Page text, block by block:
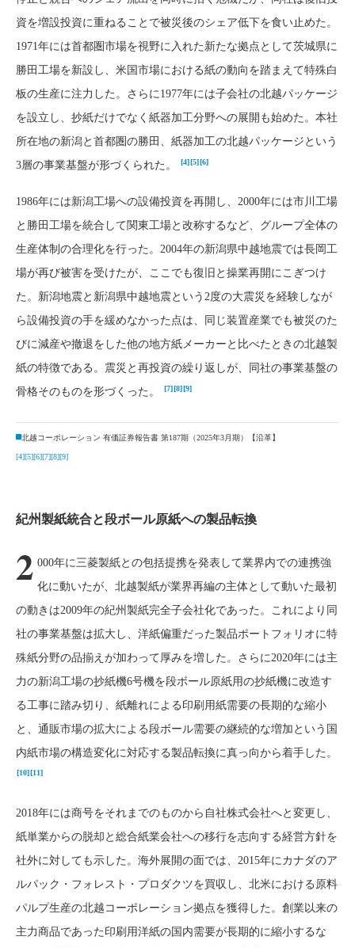
資を増設投資に重ねることで被災後のシェア低下を食い止めた。
1971年には首都圏市場を視野に入れた新たな拠点として茨城県に
勝田工場を新設し、米国市場における紙の動向を踏まえて特殊白
板の生産に注力した。さらに1977年には子会社の北越パッケージ
を設立し、抄紙だけでなく紙器加工分野への展開も始めた。本社
所在地の新潟と首都圏の勝田、紙器加工の北越パッケージという
3層の事業基盤が形づくられた。
[4][5][6]
1986年には新潟工場への設備投資を再開し、2000年には市川工場
と勝田工場を統合して関東工場と改称するなど、グループ全体の
生産体制の合理化を行った。2004年の新潟県中越地震では長岡工
場が再び被害を受けたが、ここでも復旧と操業再開にこぎつけ
た。新潟地震と新潟県中越地震という2度の大震災を経験しなが
ら設備投資の手を緩めなかった点は、同じ装置産業でも被災のた
びに減産や撤退をした他の地方紙メーカーと比べたときの北越製
紙の特徴である。震災と再投資の繰り返しが、同社の事業基盤の
骨格そのものを形づくった。
[7][8][9]
北越コーポレーション 有価証券報告書 第187期（2025年3月期）【沿革】
[4][5][6][7][8][9]
紀州製紙統合と段ボール原紙への製品転換
2 000年に三菱製紙との包括提携を発表して業界内での連携強
化に動いたが、北越製紙が業界再編の主体として動いた最初
の動きは2009年の紀州製紙完全子会社化であった。これにより同
社の事業基盤は拡大し、洋紙偏重だった製品ポートフォリオに特
殊紙分野の品揃えが加わって厚みを増した。さらに2020年には主
力の新潟工場の抄紙機6号機を段ボール原紙用の抄紙機に改造す
る工事に踏み切り、紙離れによる印刷用紙需要の長期的な縮小
と、通販市場の拡大による段ボール需要の継続的な増加という国
内紙市場の構造変化に対応する製品転換に真っ向から着手した。
[10][11]
2018年には商号をそれまでのものから自社株式会社へと変更し、
紙単業からの脱却と総合紙業会社への移行を志向する経営方針を
社外に対しても示した。海外展開の面では、2015年にカナダのア
ルパック・フォレスト・プロダクツを買収し、北米における原料
パルプ生産の北越コーポレーション拠点を獲得した。創業以来の
主力商品であった印刷用洋紙の国内需要が長期的に縮小するな